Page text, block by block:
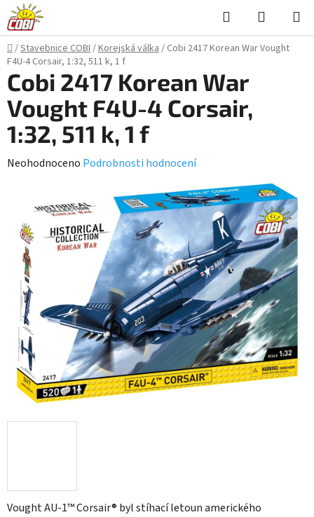
Přejít
na
obsah
Hledat
KOŠÍK
Domů
/Stavebnice COBI/Korejská válka/ Cobi 2417 Korean War Vought
F4U-4 Corsair, 1:32, 511 k, 1 f
Vought AU-1™ Corsair® byl stíhací letoun amerického
Cobi 2417 Korean War
Vought F4U-4 Corsair,
1:32, 511 k, 1 f
Průměrné
0,0
hvězdiček.
Neohodnoceno Podrobnosti hodnocení